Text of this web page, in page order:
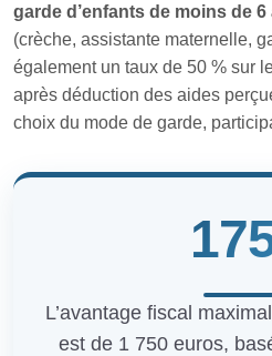
garde d’enfants de moins de
(crèche, assistante maternelle,
également un taux de 50 % sur
après déduction des aides
choix du mode de garde,
L’avantage fiscal
est de 1 750 euros,